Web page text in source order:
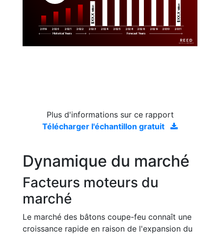
2019 2020 2021 2022 2023 2024 2025 2026 2028 2029 2030 2031
$XX.X
Million
$XX.X
Million
Historical Years Forecast Years
Plus d'informations sur ce rapport
Télécharger l'échantillon gratuit
Dynamique du marché
Facteurs moteurs du
marché
Le marché des bâtons coupe-feu connaît une
croissance rapide en raison de l'expansion du